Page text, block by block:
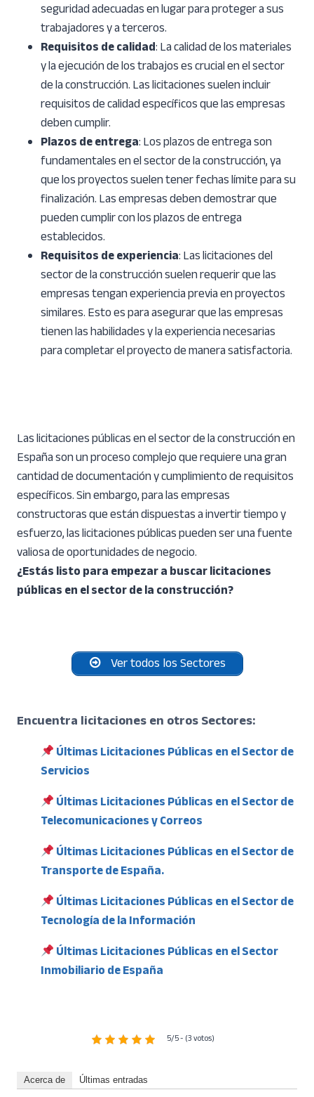
seguridad adecuadas en lugar para proteger a sus
trabajadores y a terceros.
Requisitos de calidad: La calidad de los materiales
y la ejecución de los trabajos es crucial en el sector
de la construcción. Las licitaciones suelen incluir
requisitos de calidad específicos que las empresas
deben cumplir.
Plazos de entrega: Los plazos de entrega son
fundamentales en el sector de la construcción, ya
que los proyectos suelen tener fechas límite para su
finalización. Las empresas deben demostrar que
pueden cumplir con los plazos de entrega
establecidos.
Requisitos de experiencia: Las licitaciones del
sector de la construcción suelen requerir que las
empresas tengan experiencia previa en proyectos
similares. Esto es para asegurar que las empresas
tienen las habilidades y la experiencia necesarias
para completar el proyecto de manera satisfactoria.
Las licitaciones públicas en el sector de la construcción en
España son un proceso complejo que requiere una gran
cantidad de documentación y cumplimiento de requisitos
específicos. Sin embargo, para las empresas
constructoras que están dispuestas a invertir tiempo y
esfuerzo, las licitaciones públicas pueden ser una fuente
valiosa de oportunidades de negocio.
¿Estás listo para empezar a buscar licitaciones
públicas en el sector de la construcción?
Ver todos los Sectores
Encuentra licitaciones en otros Sectores:
Últimas Licitaciones Públicas en el Sector de
Servicios
Últimas Licitaciones Públicas en el Sector de
Telecomunicaciones y Correos
Últimas Licitaciones Públicas en el Sector de
Transporte de España.
Últimas Licitaciones Públicas en el Sector de
Tecnología de la Información
Últimas Licitaciones Públicas en el Sector
Inmobiliario de España
5/5 - (3 votos)
Acerca de Últimas entradas